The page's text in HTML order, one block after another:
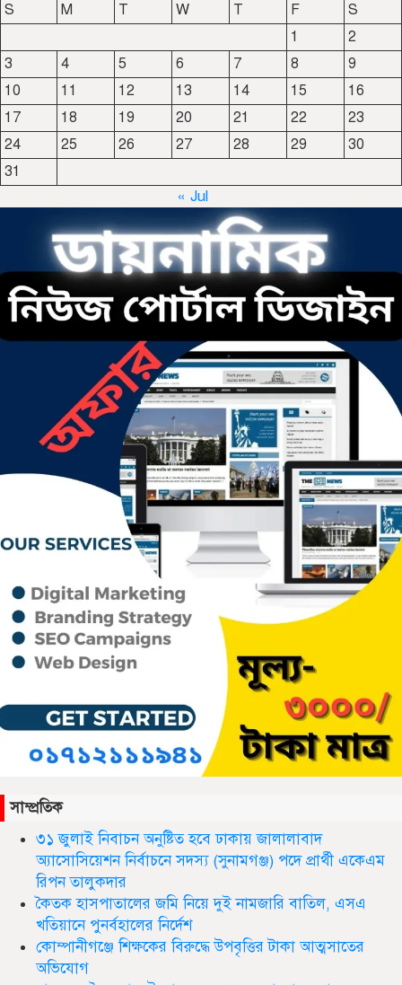
ছাতকে রুহুল আমীন ফাউন্ডেশনের
দোয়ারাবাজারে নামে-বেনামে চলছে
খাসজমি দখলের প্রতিযোগিতা : নির্লিপ্ত
প্রশাসন
ছাতকে রুনা-হামিদ সমাচার, কর্তৃপক্ষ
নিরব
ছাতকে এক স্কুল ছাত্রী পাশবিকতার
শিকার অভিযুক্ত
ছাতক থানার পুলিশ সদস্য সংগীতে শ্রেষ্ঠ
শিল্পী নির্বাচিত
ছাতকের নবাগত ইউএনও’র সাথে
প্রেসক্লাব নেতৃবৃন্দের সাক্ষাত
কথাসাহিত্যিক রাবেয়া খাতুন আর নেই
সিলেট ওসমানী আন্তর্জাতিক বিমানবন্দরে
সংবর্ধিত হলেন আওলাদ আলী রেজা
নিলেন আব্দুল আহাদ
ছাতকে এক শিক্ষিকা ভারতে টাটা
হাসপাতালে ভতি
S
M T W T F
S
1
2
3
4 5 6 7 8
9
10
11 12 13 14 15
16
17
18 19 20 21 22
23
24
25 26 27 28 29
30
31
« Jul
সাম্প্রতিক
৩১ জুলাই নিবাচন অনু‌ষ্টিত হ‌বে ঢাকায় জালালাবাদ
অ্যাসোসিয়েশন নির্বাচনে সদস্য (সুনামগঞ্জ) পদে প্রার্থী একেএম
রিপন তালুকদার
কৈতক হাসপাতালের জমি নিয়ে দুই নামজারি বাতিল, এসএ
খতিয়ানে পুনর্বহালের নির্দেশ
কোম্পানীগঞ্জে শিক্ষকের বিরুদ্ধে উপবৃত্তির টাকা আত্মসাতের
অভিযোগ